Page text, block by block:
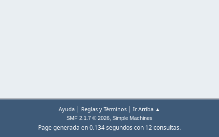
Ayuda | Reglas y Términos | Ir Arriba ▲
SMF 2.1.7 © 2026, Simple Machines
Page generada en 0.134 segundos con 12 consultas.